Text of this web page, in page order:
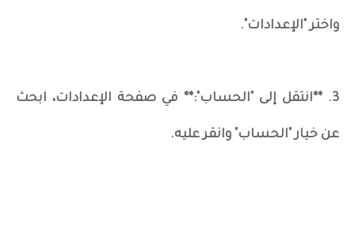
واختر "الإعدادات".
3. **انتقل إلى "الحساب":** في صفحة الإعدادات، ابحث
عن خيار "الحساب" وانقر عليه.